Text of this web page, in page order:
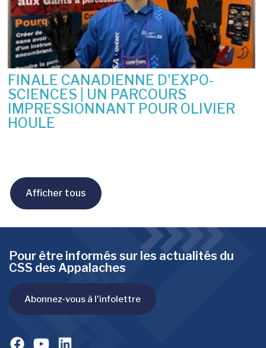
FINALE CANADIENNE D'EXPO-
SCIENCES | UN PARCOURS
IMPRESSIONNANT POUR OLIVIER
HOULE
Afficher tous
Pour être informés sur les actualités du
CSS des Appalaches
Abonnez-vous à l'infolettre